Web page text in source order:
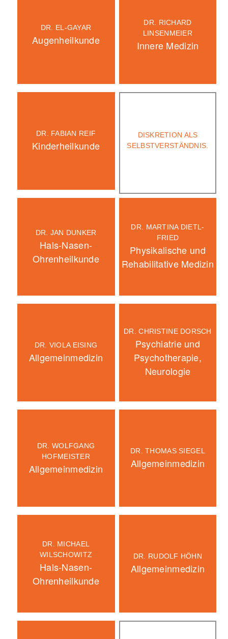
DR. EL-GAYAR
Augenheilkunde
DR. RICHARD
LINSENMEIER
Innere Medizin
DR. FABIAN REIF
Kinderheilkunde
DISKRETION ALS
SELBSTVERSTÄNDNIS.
DR. JAN DUNKER
Hals-Nasen-
Ohrenheilkunde
DR. MARTINA DIETL-
FRIED
Physikalische und
Rehabilitative Medizin
DR. VIOLA EISING
Allgemeinmedizin
DR. CHRISTINE DORSCH
Psychiatrie und
Psychotherapie,
Neurologie
DR. WOLFGANG
HOFMEISTER
Allgemeinmedizin
DR. THOMAS SIEGEL
Allgemeinmedizin
DR. MICHAEL
WILSCHOWITZ
Hals-Nasen-
Ohrenheilkunde
DR. RUDOLF HÖHN
Allgemeinmedizin